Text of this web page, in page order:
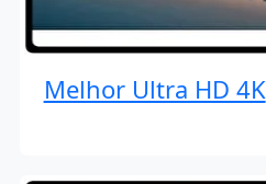
Melhor Ultra HD 4K